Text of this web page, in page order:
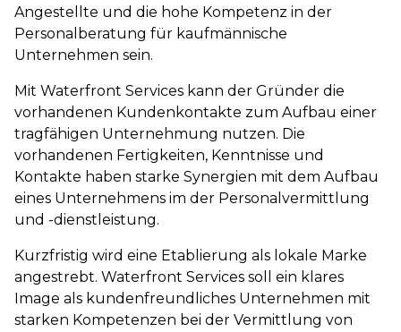
Angestellte und die hohe Kompetenz in der
Personalberatung für kaufmännische
Unternehmen sein.
Mit Waterfront Services kann der Gründer die
vorhandenen Kundenkontakte zum Aufbau einer
tragfähigen Unternehmung nutzen. Die
vorhandenen Fertigkeiten, Kenntnisse und
Kontakte haben starke Synergien mit dem Aufbau
eines Unternehmens im der Personalvermittlung
und -dienstleistung.
Kurzfristig wird eine Etablierung als lokale Marke
angestrebt. Waterfront Services soll ein klares
Image als kundenfreundliches Unternehmen mit
starken Kompetenzen bei der Vermittlung von